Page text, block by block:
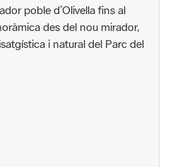
poble d’Olivella fins al
des del nou mirador,
i natural del Parc del